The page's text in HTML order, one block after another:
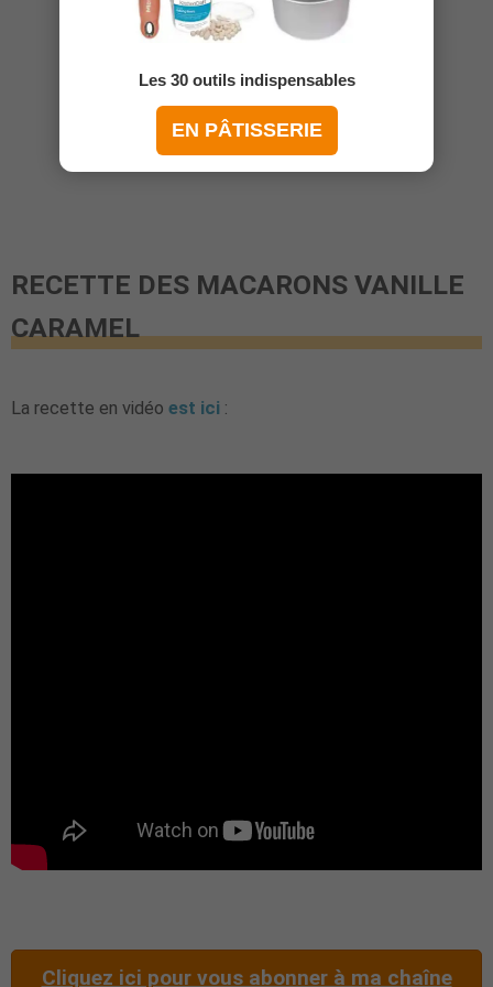
RECETTE DES MACARONS VANILLE
CARAMEL
La recette en vidéo est ici :
Cliquez ici pour vous abonner à ma chaîne
Les 30 outils indispensables
EN PÂTISSERIE